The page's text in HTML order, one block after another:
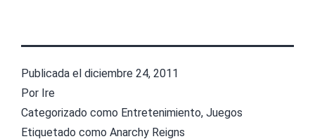
Publicada el diciembre 24, 2011
Por Ire
Categorizado como Entretenimiento, Juegos
Etiquetado como Anarchy Reigns